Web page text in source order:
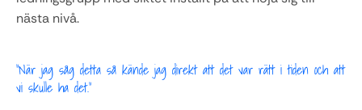
nästa nivå.
"När jag såg detta så kände jag direkt att det var rätt i tiden och att
vi skulle ha det."